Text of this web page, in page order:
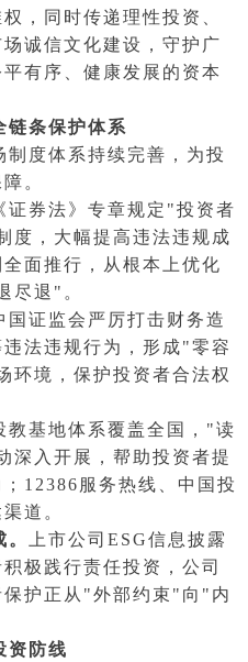
，同时传递理性投资、
诚信文化建设，守护广
有序、健康发展的资本
链条保护体系
度体系持续完善，为投
。
证券法》专章规定"投资者
度，大幅提高违法违规成
面推行，从根本上优化
尽退"。
国证监会严厉打击财务造
法违规行为，形成"零容
环境，保护投资者合法权
教基地体系覆盖全国，"读
深入开展，帮助投资者提
12386服务热线、中国投
道。
上市公司ESG信息披露
极践行责任投资，公司
护正从"外部约束"向"内
资防线